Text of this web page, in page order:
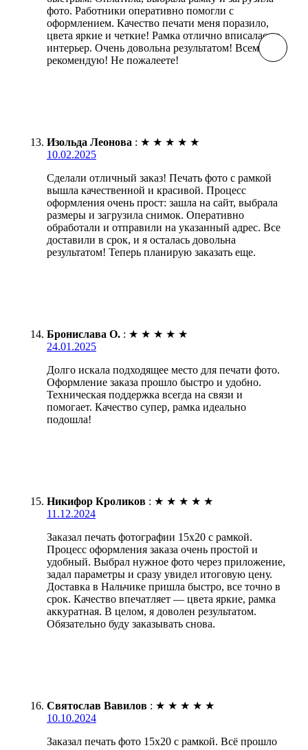
фото. Работники оперативно помогли с
оформлением. Качество печати меня поразило,
цвета яркие и четкие! Рамка отлично вписалась в
интерьер. Очень довольна результатом! Всем
рекомендую! Не пожалеете!
Изольда Леонова : ★ ★ ★ ★ ★
10.02.2025
Сделали отличный заказ! Печать фото с рамкой
вышла качественной и красивой. Процесс
оформления очень прост: зашла на сайт, выбрала
размеры и загрузила снимок. Оперативно
обработали и отправили на указанный адрес. Все
доставили в срок, и я осталась довольна
результатом! Теперь планирую заказать еще.
Бронислава О. : ★ ★ ★ ★ ★
24.01.2025
Долго искала подходящее место для печати фото.
Оформление заказа прошло быстро и удобно.
Техническая поддержка всегда на связи и
помогает. Качество супер, рамка идеально
подошла!
Никифор Кроликов : ★ ★ ★ ★ ★
11.12.2024
Заказал печать фотографии 15х20 с рамкой.
Процесс оформления заказа очень простой и
удобный. Выбрал нужное фото через приложение,
задал параметры и сразу увидел итоговую цену.
Доставка в Нальчике пришла быстро, все точно в
срок. Качество впечатляет — цвета яркие, рамка
аккуратная. В целом, я доволен результатом.
Обязательно буду заказывать снова.
Святослав Вавилов : ★ ★ ★ ★ ★
10.10.2024
Заказал печать фото 15х20 с рамкой. Всё прошло